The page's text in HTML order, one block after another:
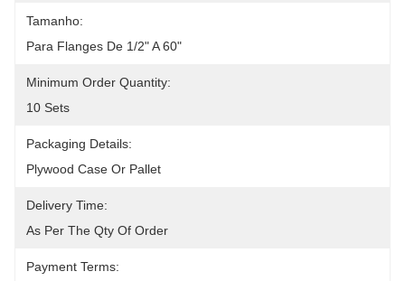
Tamanho:
Para Flanges De 1/2" A 60"
Minimum Order Quantity:
10 Sets
Packaging Details:
Plywood Case Or Pallet
Delivery Time:
As Per The Qty Of Order
Payment Terms: